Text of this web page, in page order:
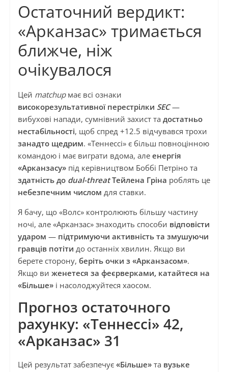
Остаточний вердикт:
«Арканзас» тримається
ближче, ніж
очікувалося
Цей matchupмає всі ознаки
високорезультативної перестрілки SEC—
вибухові напади, сумнівний захист та достатньо
нестабільності, щоб спред +12.5 відчувався трохи
занадто щедрим. «Теннессі» є більш повноцінною
командою і має виграти вдома, але енергія
«Арканзасу»під керівництвом Боббі Петріно та
здатність до dual-threatТейлена Гріна роблять це
небезпечним числом для ставки.
Я бачу, що «Волс» контролюють більшу частину
ночі, але «Арканзас» знаходить способи відповісти
ударом — підтримуючи активність та змушуючи
гравців потіти до останніх хвилин. Якщо ви
берете сторону, беріть очки з «Арканзасом».
Якщо ви женетеся за феєрверками, катайтеся на
«Більше»і насолоджуйтеся хаосом.
Прогноз остаточного
рахунку: «Теннессі» 42,
«Арканзас» 31
Цей результат забезпечує «Більше»та вузьке